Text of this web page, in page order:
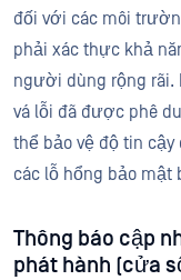
đối với các môi
phải xác thực khả
người dùng rộng rãi.
vá lỗi đã được phê
thể bảo vệ độ tin
các lỗ hổng bảo mật
Thông báo cập
phát hành (cửa